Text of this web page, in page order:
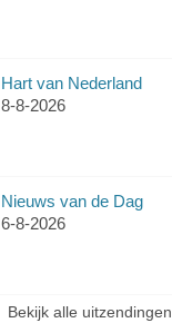
Hart van Nederland
8-8-2026
Nieuws van de Dag
6-8-2026
Bekijk alle uitzendingen